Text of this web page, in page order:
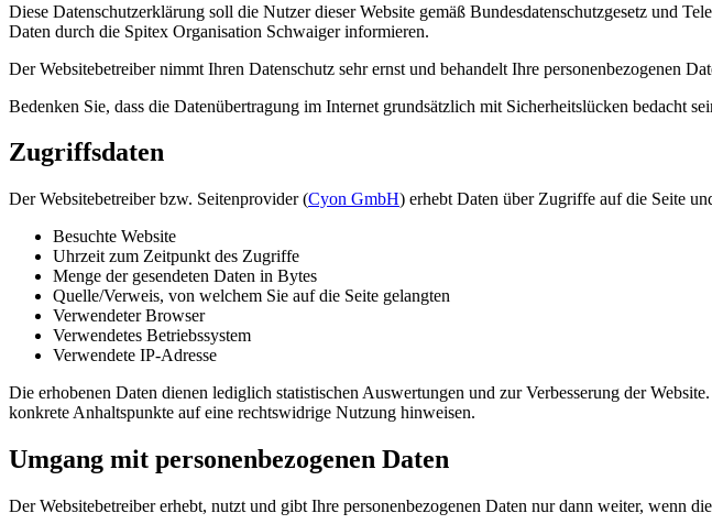
Diese Datenschutzerklärung soll die Nutzer dieser Website gemäß Bundesdatenschutzgesetz und
Daten durch die Spitex Organisation Schwaiger informieren.
Der Websitebetreiber nimmt Ihren Datenschutz sehr ernst und behandelt Ihre personenbezogenen
Bedenken Sie, dass die Datenübertragung im Internet grundsätzlich mit Sicherheitslücken bedacht
Zugriffsdaten
Der Websitebetreiber bzw. Seitenprovider (Cyon GmbH) erhebt Daten über Zugriffe auf die Seite
Besuchte Website
Uhrzeit zum Zeitpunkt des Zugriffe
Menge der gesendeten Daten in Bytes
Quelle/Verweis, von welchem Sie auf die Seite gelangten
Verwendeter Browser
Verwendetes Betriebssystem
Verwendete IP-Adresse
Die erhobenen Daten dienen lediglich statistischen Auswertungen und zur Verbesserung der
konkrete Anhaltspunkte auf eine rechtswidrige Nutzung hinweisen.
Umgang mit personenbezogenen Daten
Der Websitebetreiber erhebt, nutzt und gibt Ihre personenbezogenen Daten nur dann weiter, wenn